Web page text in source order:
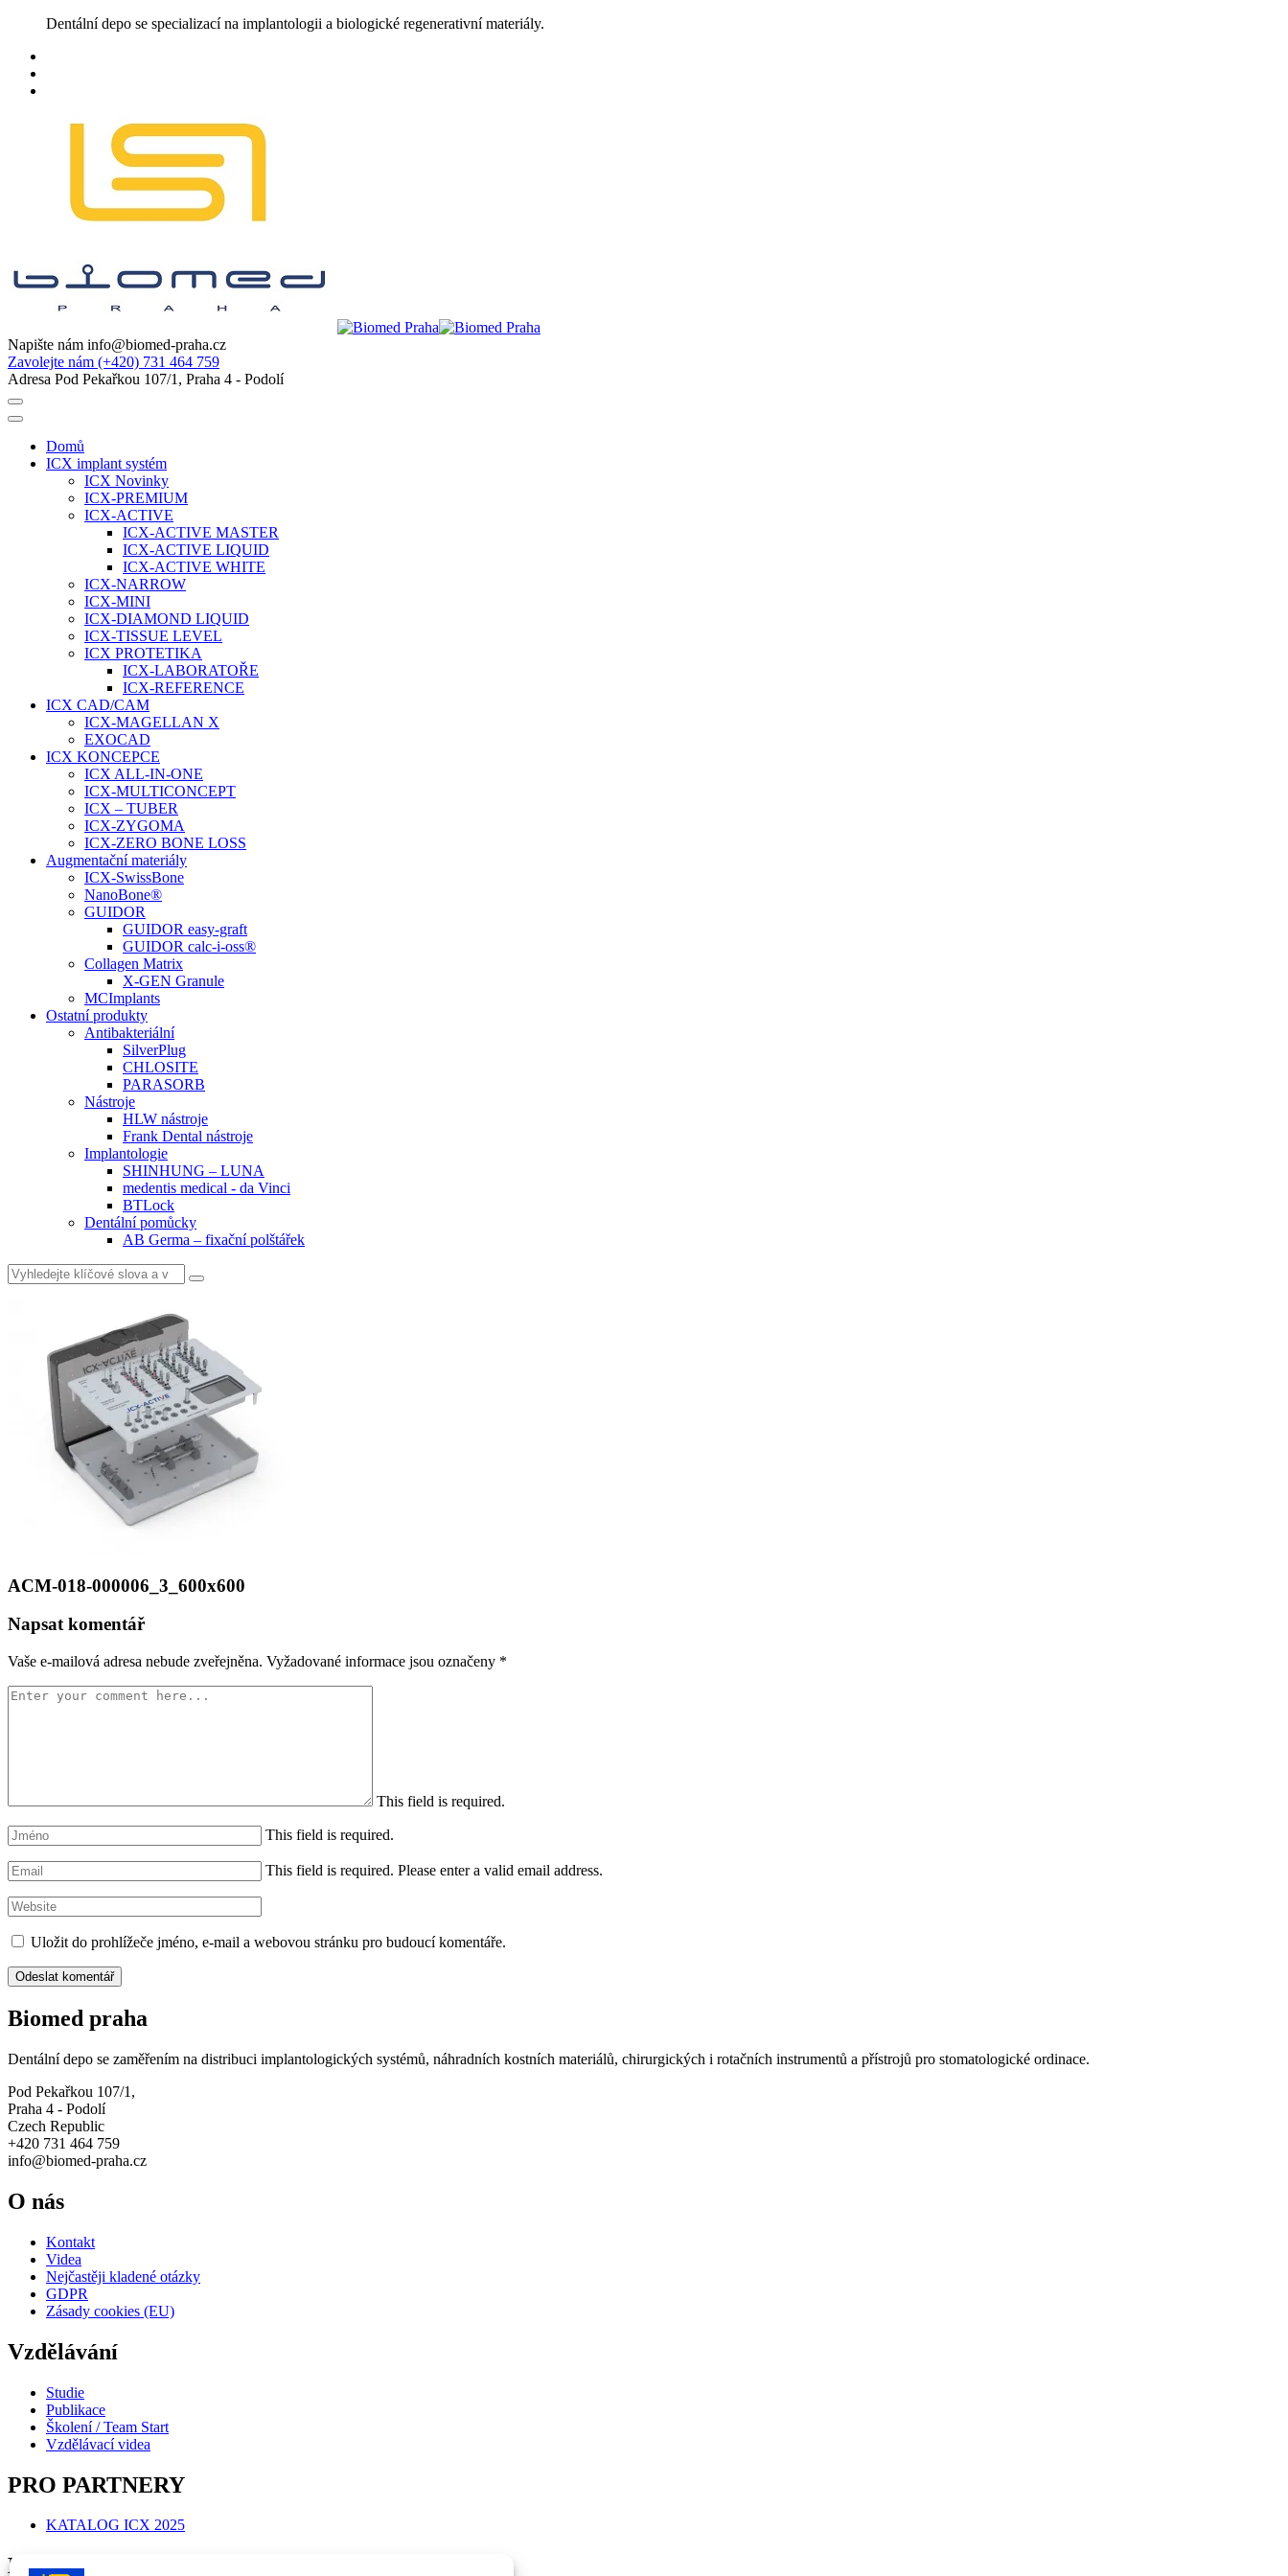
content
Dentální depo se specializací na implantologii a biologické regenerativní materiály.
Napište nám info@biomed-praha.cz
Zavolejte nám (+420) 731 464 759
Adresa Pod Pekařkou 107/1, Praha 4 - Podolí
Domů
ICX implant systém
ICX Novinky
ICX-PREMIUM
ICX-ACTIVE
ICX-ACTIVE MASTER
ICX-ACTIVE LIQUID
ICX-ACTIVE WHITE
ICX-NARROW
ICX-MINI
ICX-DIAMOND LIQUID
ICX-TISSUE LEVEL
ICX PROTETIKA
ICX-LABORATOŘE
ICX-REFERENCE
ICX CAD/CAM
ICX-MAGELLAN X
EXOCAD
ICX KONCEPCE
ICX ALL-IN-ONE
ICX-MULTICONCEPT
ICX – TUBER
ICX-ZYGOMA
ICX-ZERO BONE LOSS
Augmentační materiály
ICX-SwissBone
NanoBone®
GUIDOR
GUIDOR easy-graft
GUIDOR calc-i-oss®
Collagen Matrix
X-GEN Granule
MCImplants
Ostatní produkty
Antibakteriální
SilverPlug
CHLOSITE
PARASORB
Nástroje
HLW nástroje
Frank Dental nástroje
Implantologie
SHINHUNG – LUNA
medentis medical - da Vinci
BTLock
Dentální pomůcky
AB Germa – fixační polštářek
Vyhledat
ACM-018-000006_3_600x600
Napsat komentář
Vaše e-mailová adresa nebude zveřejněna. Vyžadované informace jsou označeny *
This field is required.
This field is required.
This field is required. Please enter a valid email address.
Uložit do prohlížeče jméno, e-mail a webovou stránku pro budoucí komentáře.
Biomed praha
Dentální depo se zaměřením na distribuci implantologických systémů, náhradních kostních materiálů, chirurgických i rotačních instrumentů a přístrojů pro stomatologické ordinace.
Pod Pekařkou 107/1,
Praha 4 - Podolí
Czech Republic
+420 731 464 759
info@biomed-praha.cz
O nás
Kontakt
Videa
Nejčastěji kladené otázky
GDPR
Zásady cookies (EU)
Vzdělávání
Studie
Publikace
Školení / Team Start
Vzdělávací videa
PRO PARTNERY
KATALOG ICX 2025
Ke stažení